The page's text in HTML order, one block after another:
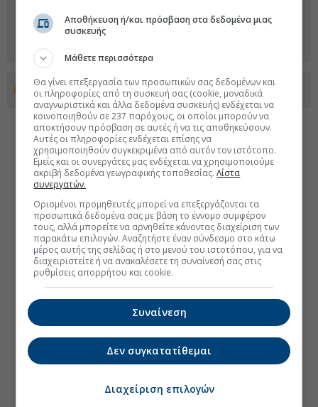
Προσθέστε το euro2day.gr στο Discover
Αποθήκευση ή/και πρόσβαση στα δεδομένα μιας
συσκευής
Μάθετε περισσότερα
Θα γίνει επεξεργασία των προσωπικών σας δεδομένων και
οι πληροφορίες από τη συσκευή σας (cookie, μοναδικά
αναγνωριστικά και άλλα δεδομένα συσκευής) ενδέχεται να
κοινοποιηθούν σε 237 παρόχους, οι οποίοι μπορούν να
αποκτήσουν πρόσβαση σε αυτές ή να τις αποθηκεύσουν.
Αυτές οι πληροφορίες ενδέχεται επίσης να
χρησιμοποιηθούν συγκεκριμένα από αυτόν τον ιστότοπο.
Εμείς και οι συνεργάτες μας ενδέχεται να χρησιμοποιούμε
ακριβή δεδομένα γεωγραφικής τοποθεσίας.Λίστα
συνεργατών.
Ορισμένοι προμηθευτές μπορεί να επεξεργάζονται τα
προσωπικά δεδομένα σας με βάση το έννομο συμφέρον
τους, αλλά μπορείτε να αρνηθείτε κάνοντας διαχείριση των
παρακάτω επιλογών. Αναζητήστε έναν σύνδεσμο στο κάτω
μέρος αυτής της σελίδας ή στο μενού του ιστοτόπου, για να
διαχειριστείτε ή να ανακαλέσετε τη συναίνεσή σας στις
ρυθμίσεις απορρήτου και cookie.
Συναίνεση
Δεν συγκατατίθεμαι
Διαχείριση επιλογών